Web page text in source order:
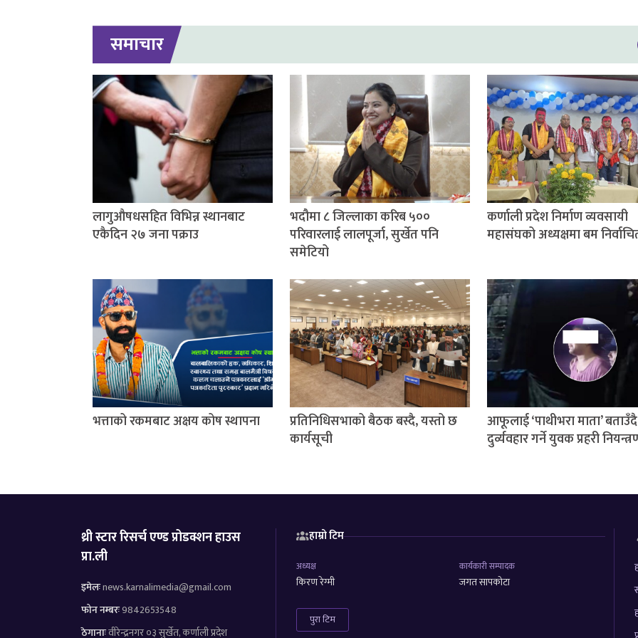
समाचार
लागुऔषधसहित विभिन्न स्थानबाट
एकैदिन २७ जना पक्राउ
भदौमा ८ जिल्लाका करिब ५००
परिवारलाई लालपूर्जा, सुर्खेत पनि
समेटियो
कर्णाली प्रदेश निर्माण व्यवसायी
महासंघको अध्यक्षमा बम
भत्ताको रकमबाट अक्षय कोष स्थापना
प्रतिनिधिसभाको बैठक बस्दै, यस्तो छ
कार्यसूची
आफूलाई ‘पाथीभरा माता’ बताउँदै
दुर्व्यवहार गर्ने युवक प्रहरी
थ्री स्टार रिसर्च एण्ड प्रोडक्शन हाउस
प्रा.ली
इमेलःnews.karnalimedia@gmail.com
फोन नम्बरः9842653548
ठेगानाःवीरेन्द्रनगर ०३ सुर्खेत, कर्णाली प्रदेश
हाम्रो टिम
अध्यक्ष
किरण रेग्मी
कार्यकारी सम्पादक
जगत सापकोटा
पुरा टिम